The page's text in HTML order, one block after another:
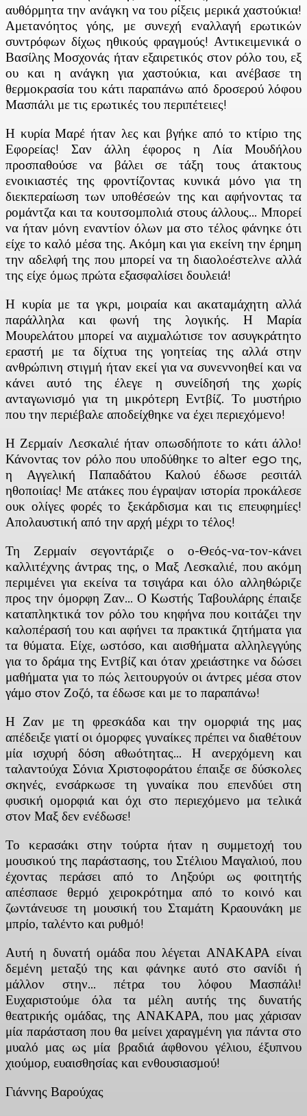
αυθόρμητα την ανάγκη να του ρίξεις μερικά χαστούκια!
Αμετανόητος γόης, με συνεχή εναλλαγή ερωτικών
συντρόφων δίχως ηθικούς φραγμούς! Αντικειμενικά ο
Βασίλης Μοσχονάς ήταν εξαιρετικός στον ρόλο του, εξ
ου και η ανάγκη για χαστούκια, και ανέβασε τη
θερμοκρασία του κάτι παραπάνω από δροσερού λόφου
Μασπάλι με τις ερωτικές του περιπέτειες!
Η κυρία Μαρέ ήταν λες και βγήκε από το κτίριο της
Εφορείας! Σαν άλλη έφορος η Λία Μουδήλου
προσπαθούσε να βάλει σε τάξη τους άτακτους
ενοικιαστές της φροντίζοντας κυνικά μόνο για τη
διεκπεραίωση των υποθέσεών της και αφήνοντας τα
ρομάντζα και τα κουτσομπολιά στους άλλους… Μπορεί
να ήταν μόνη εναντίον όλων μα στο τέλος φάνηκε ότι
είχε το καλό μέσα της. Ακόμη και για εκείνη την έρημη
την αδελφή της που μπορεί να τη διαολοέστελνε αλλά
της είχε όμως πρώτα εξασφαλίσει δουλειά!
Η κυρία με τα γκρι, μοιραία και ακαταμάχητη αλλά
παράλληλα και φωνή της λογικής. Η Μαρία
Μουρελάτου μπορεί να αιχμαλώτισε τον ασυγκράτητο
εραστή με τα δίχτυα της γοητείας της αλλά στην
ανθρώπινη στιγμή ήταν εκεί για να συνεννοηθεί και να
κάνει αυτό της έλεγε η συνείδησή της χωρίς
ανταγωνισμό για τη μικρότερη Εντβίζ. Το μυστήριο
που την περιέβαλε αποδείχθηκε να έχει περιεχόμενο!
Η Ζερμαίν Λεσκαλιέ ήταν οπωσδήποτε το κάτι άλλο!
Κάνοντας τον ρόλο που υποδύθηκε το alter ego της,
η Αγγελική Παπαδάτου Καλού έδωσε ρεσιτάλ
ηθοποιίας! Με ατάκες που έγραψαν ιστορία προκάλεσε
ουκ ολίγες φορές το ξεκάρδισμα και τις επευφημίες!
Απολαυστική από την αρχή μέχρι το τέλος!
Τη Ζερμαίν σεγοντάριζε ο ο-Θεός-να-τον-κάνει
καλλιτέχνης άντρας της, ο Μαξ Λεσκαλιέ, που ακόμη
περιμένει για εκείνα τα τσιγάρα και όλο αλληθώριζε
προς την όμορφη Ζαν… Ο Κωστής Ταβουλάρης έπαιξε
καταπληκτικά τον ρόλο του κηφήνα που κοιτάζει την
καλοπέρασή του και αφήνει τα πρακτικά ζητήματα για
τα θύματα. Είχε, ωστόσο, και αισθήματα αλληλεγγύης
για το δράμα της Εντβίζ και όταν χρειάστηκε να δώσει
μαθήματα για το πώς λειτουργούν οι άντρες μέσα στον
γάμο στον Ζοζό, τα έδωσε και με το παραπάνω!
Η Ζαν με τη φρεσκάδα και την ομορφιά της μας
απέδειξε γιατί οι όμορφες γυναίκες πρέπει να διαθέτουν
μία ισχυρή δόση αθωότητας… Η ανερχόμενη και
ταλαντούχα Σόνια Χριστοφοράτου έπαιξε σε δύσκολες
σκηνές, ενσάρκωσε τη γυναίκα που επενδύει στη
φυσική ομορφιά και όχι στο περιεχόμενο μα τελικά
στον Μαξ δεν ενέδωσε!
Το κερασάκι στην τούρτα ήταν η συμμετοχή του
μουσικού της παράστασης, του Στέλιου Μαγαλιού, που
έχοντας περάσει από το Ληξούρι ως φοιτητής
απέσπασε θερμό χειροκρότημα από το κοινό και
ζωντάνευσε τη μουσική του Σταμάτη Κραουνάκη με
μπρίο, ταλέντο και ρυθμό!
Αυτή η δυνατή ομάδα που λέγεται ΑΝΑΚΑΡΑ είναι
δεμένη μεταξύ της και φάνηκε αυτό στο σανίδι ή
μάλλον στην… πέτρα του λόφου Μασπάλι!
Ευχαριστούμε όλα τα μέλη αυτής της δυνατής
θεατρικής ομάδας, της ΑΝΑΚΑΡΑ, που μας χάρισαν
μία παράσταση που θα μείνει χαραγμένη για πάντα στο
μυαλό μας ως μία βραδιά άφθονου γέλιου, έξυπνου
χιούμορ, ευαισθησίας και ενθουσιασμού!
Γιάννης Βαρούχας